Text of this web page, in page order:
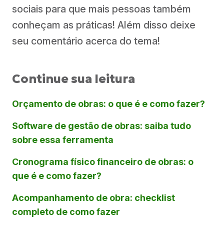
sociais para que mais pessoas também
conheçam as práticas! Além disso deixe
seu comentário acerca do tema!
Continue sua leitura
Orçamento de obras: o que é e como fazer?
Software de gestão de obras: saiba tudo
sobre essa ferramenta
Cronograma físico financeiro de obras: o
que é e como fazer?
Acompanhamento de obra: checklist
completo de como fazer